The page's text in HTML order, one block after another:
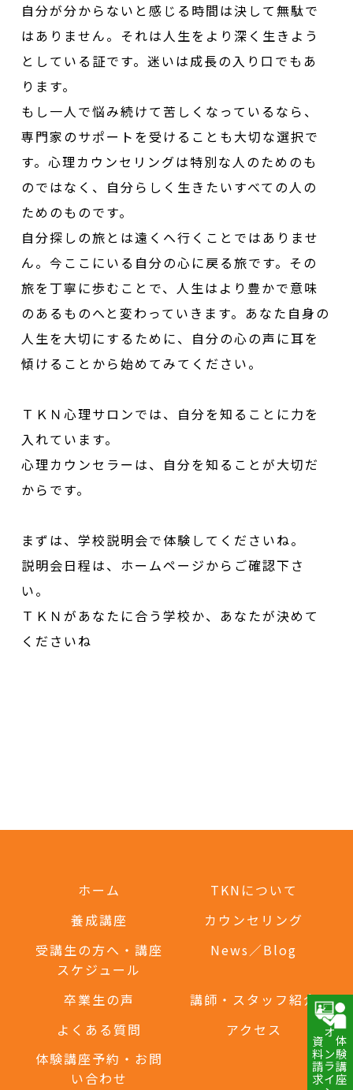
自分が分からないと感じる時間は決して無駄で
はありません。それは人生をより深く生きよう
としている証です。迷いは成長の入り口でもあ
ります。
もし一人で悩み続けて苦しくなっているなら、
専門家のサポートを受けることも大切な選択で
す。心理カウンセリングは特別な人のためのも
のではなく、自分らしく生きたいすべての人の
ためのものです。
自分探しの旅とは遠くへ行くことではありませ
ん。今ここにいる自分の心に戻る旅です。その
旅を丁寧に歩むことで、人生はより豊かで意味
のあるものへと変わっていきます。あなた自身の
人生を大切にするために、自分の心の声に耳を
傾けることから始めてみてください。
ＴＫＮ心理サロンでは、自分を知ることに力を
入れています。
心理カウンセラーは、自分を知ることが大切だ
からです。
まずは、学校説明会で体験してくださいね。
説明会日程は、ホームページからご確認下さ
い。
ＴＫＮがあなたに合う学校か、あなたが決めて
くださいね
ホーム
TKNについて
養成講座
カウンセリング
受講生の方へ・講座
スケジュール
News／Blog
卒業生の声
講師・スタッフ紹介
よくある質問
アクセス
体験講座予約・お問
い合わせ
体験講座
資料請求